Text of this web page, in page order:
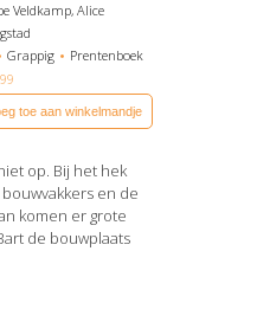
Veldkamp, Alice
Grappig
Prentenboek
toe aan winkelmandje
op. Bij het hek
en de
komen er grote
de bouwplaats